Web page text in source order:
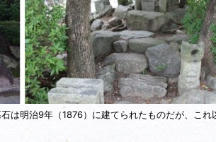
は明治9年（1876）に建てられたものだが、これ